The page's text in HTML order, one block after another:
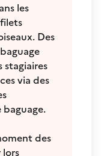
les
Des
stagiaires
via des
baguage.
des
lors